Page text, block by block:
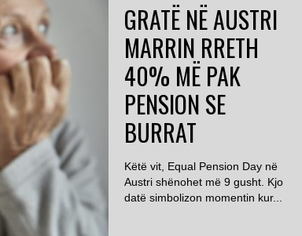
GRATË NË AUSTRI
MARRIN RRETH
40% MË PAK
PENSION SE
BURRAT
Këtë vit, Equal Pension Day në
Austri shënohet më 9 gusht. Kjo
datë simbolizon momentin kur...